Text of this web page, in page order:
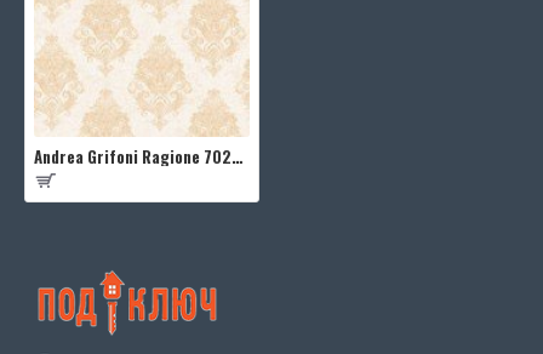
Andrea Grifoni Ragione 7024-3